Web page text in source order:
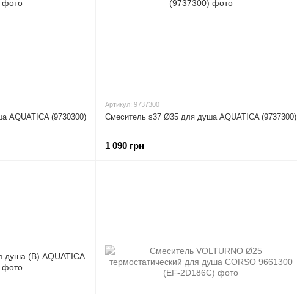
AQUATICA (9730300)
Артикул: 9737300
Смеситель s37 Ø35 для душа AQUATICA (9737300)
1 090 грн